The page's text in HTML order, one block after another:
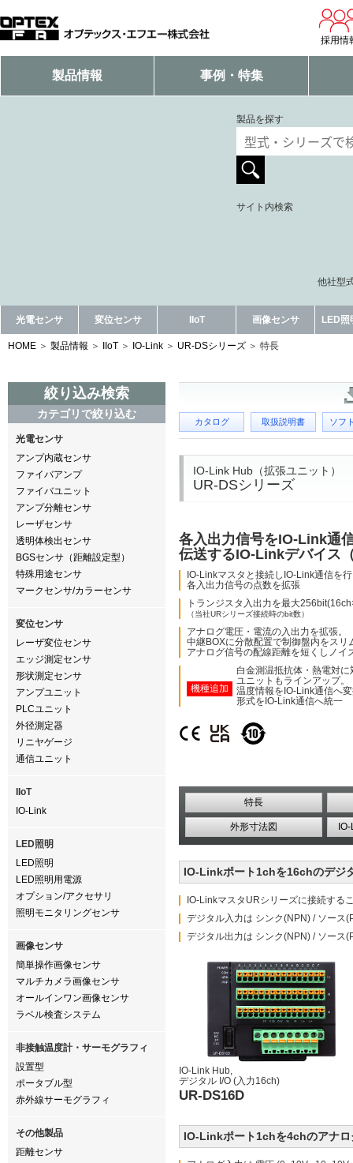
採用情
製品情報 事例・特集
製品を探す
サイト内検索
他社型
光電センサ 変位センサ IIoT 画像センサ LED照
HOME 製品情報 IIoT IO-Link UR-DSシリーズ 特長
絞り込み検索
カテゴリで絞り込む
光電センサ
アンプ内蔵センサ
ファイバアンプ
ファイバユニット
アンプ分離センサ
レーザセンサ
透明体検出センサ
BGSセンサ（距離設定型）
特殊用途センサ
マークセンサ/カラーセンサ
変位センサ
レーザ変位センサ
エッジ測定センサ
形状測定センサ
アンプユニット
PLCユニット
外径測定器
リニヤゲージ
通信ユニット
IIoT
IO-Link
LED照明
LED照明
LED照明用電源
オプション/アクセサリ
照明モニタリングセンサ
画像センサ
簡単操作画像センサ
マルチカメラ画像センサ
オールインワン画像センサ
ラベル検査システム
非接触温度計・サーモグラフィ
設置型
ポータブル型
赤外線サーモグラフィ
その他製品
距離センサ
カタログ 取扱説明書 ソフ
IO-Link Hub（拡張ユニット）
UR-DSシリーズ
各入出力信号をIO-Link通
伝送するIO-Linkデバイス
IO-Linkマスタと接続しIO-Link通信を
各入出力信号の点数を拡張
トランジスタ入出力を最大
（当社URシリーズ接続時のbit数）
アナログ電圧・電流の入出力を拡張。
中継BOXに分散配置で制御盤内をスリ
アナログ信号の配線距離を短くしノイ
機種追加
白金測温抵抗体・熱電対
ユニットもラインアップ。
温度情報をIO-Link通信へ
形式をIO-Link通信へ統一
特長
外形寸法図
IO-Linkポート1chを16chのデジ
IO-LinkマスタURシリーズに接続する
デジタル入力は シンク(NPN) / ソース
デジタル出力は シンク(NPN) / ソース
IO-Link Hub,
デジタル I/O (入力16ch)
UR-DS16D
IO-Linkポート1chを4chのアナロ